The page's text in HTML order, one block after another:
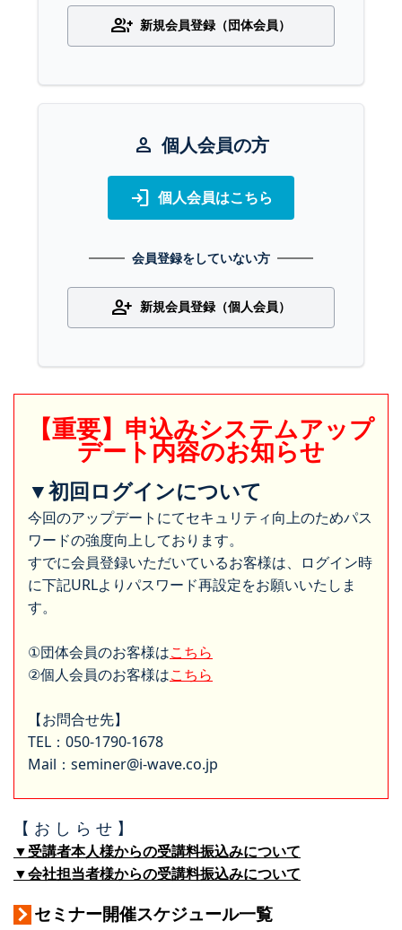
group_add 新規会員登録（団体会員）
person 個人会員の方
login 個人会員はこちら
会員登録をしていない方
person_add 新規会員登録（個人会員）
【重要】申込みシステムアップ
デート内容のお知らせ
▼初回ログインについて
今回のアップデートにてセキュリティ向上のためパス
ワードの強度向上しております。
すでに会員登録いただいているお客様は、ログイン時
に下記URLよりパスワード再設定をお願いいたしま
す。
①団体会員のお客様はこちら
②個人会員のお客様はこちら
【お問合せ先】
TEL：050-1790-1678
Mail：seminer@i-wave.co.jp
【 お し ら せ 】
▼受講者本人様からの受講料振込みについて
▼会社担当者様からの受講料振込みについて
セミナー開催スケジュール一覧